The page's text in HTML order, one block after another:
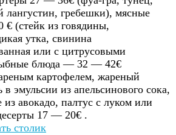
лангустин, гребешки), мясные
(стейк из говядины,
утка, свинина
или с цитрусовыми
блюда — 32 — 42€
картофелем, жареный
в эмульсии из апельсинового сока,
из авокадо, палтус с луком или
17 — 20€ .
столик